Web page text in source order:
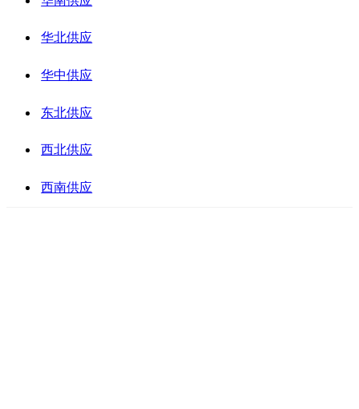
华北供应
华中供应
东北供应
西北供应
西南供应